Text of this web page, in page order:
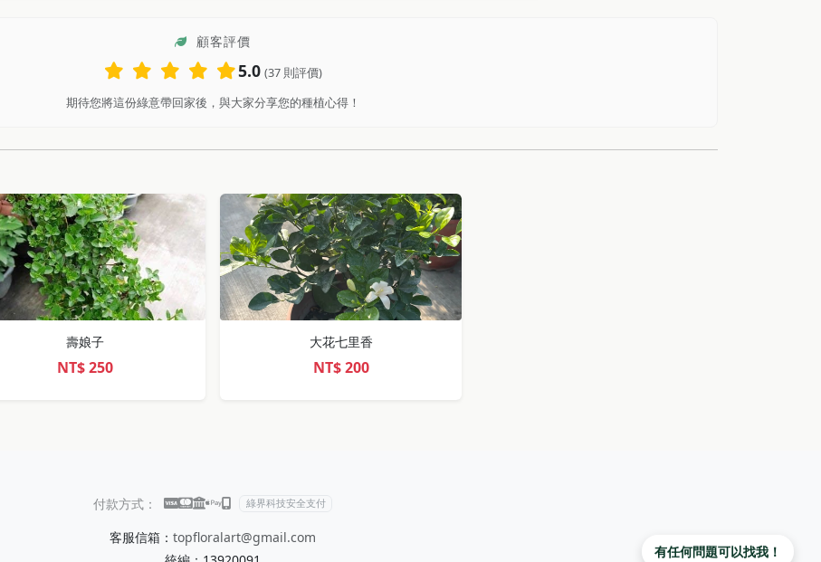
顧客評價
5.0 (37 則評價)
期待您將這份綠意帶回家後，與大家分享您的種植心得！
壽娘子
NT$250
大花七里香
NT$200
付款方式： 綠界科技安全支付
客服信箱： topfloralart@gmail.com
有任何問題可以找我！